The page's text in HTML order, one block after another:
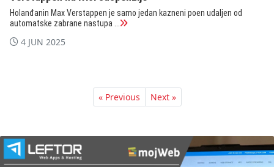
Holanđanin Max Verstappen je samo jedan kazneni poen udaljen od
automatske zabrane nastupa ...
4 JUN 2025
« Previous Next »